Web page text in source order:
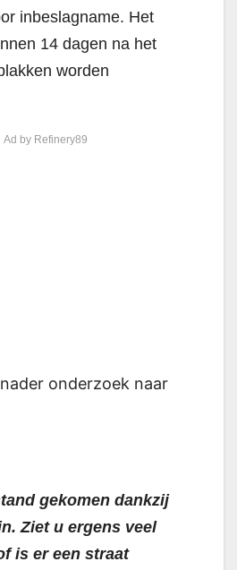
inbeslagname. Het
14 dagen na het
worden
Ad by Refinery89
onderzoek naar
gekomen dankzij
Ziet u ergens veel
is er een straat